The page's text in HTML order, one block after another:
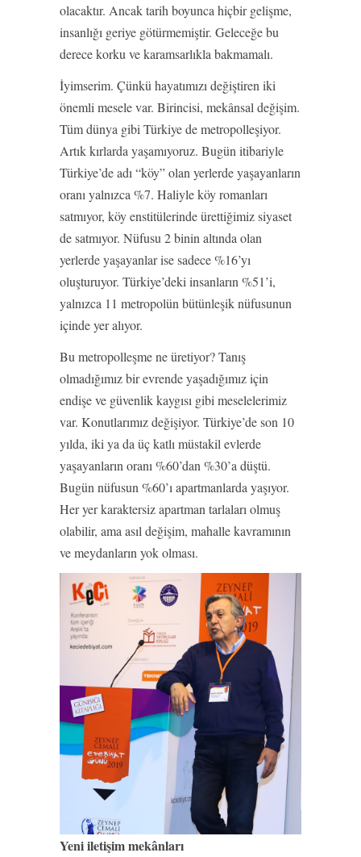
olacaktır. Ancak tarih boyunca hiçbir gelişme,
insanlığı geriye götürmemiştir. Geleceğe bu
derece korku ve karamsarlıkla bakmamalı.
İyimserim. Çünkü hayatımızı değiştiren iki
önemli mesele var. Birincisi, mekânsal değişim.
Tüm dünya gibi Türkiye de metropolleşiyor.
Artık kırlarda yaşamıyoruz. Bugün itibariyle
Türkiye’de adı “köy” olan yerlerde yaşayanların
oranı yalnızca %7. Haliyle köy romanları
satmıyor, köy enstitülerinde ürettiğimiz siyaset
de satmıyor. Nüfusu 2 binin altında olan
yerlerde yaşayanlar ise sadece %16’yı
oluşturuyor. Türkiye’deki insanların %51’i,
yalnızca 11 metropolün bütünleşik nüfusunun
içinde yer alıyor.
Bu metropolleşme ne üretiyor? Tanış
olmadığımız bir evrende yaşadığımız için
endişe ve güvenlik kaygısı gibi meselelerimiz
var. Konutlarımız değişiyor. Türkiye’de son 10
yılda, iki ya da üç katlı müstakil evlerde
yaşayanların oranı %60’dan %30’a düştü.
Bugün nüfusun %60’ı apartmanlarda yaşıyor.
Her yer karaktersiz apartman tarlaları olmuş
olabilir, ama asıl değişim, mahalle kavramının
ve meydanların yok olması.
Yeni iletişim mekânları